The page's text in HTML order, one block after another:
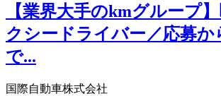
【業界大手のkmグループ
クシードライバー／応募か
で...
国際自動車株式会社